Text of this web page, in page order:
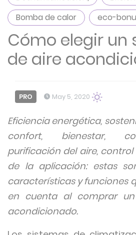
Bomba de calor
eco-
Cómo elegir un
de aire
PRO May 5, 2020
Eficiencia energética,
confort, bienestar,
purificación del aire,
de la aplicación: estas
características y funciones
en cuenta al comprar
acondicionado.